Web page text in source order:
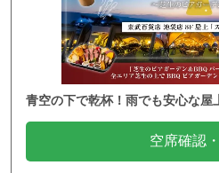
青空の下で乾杯！雨でも安心な
空席確認